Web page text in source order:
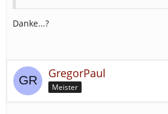
Danke...?
GregorPaul
Meister